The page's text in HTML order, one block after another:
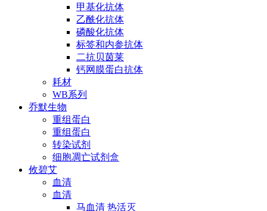
甲基化抗体
乙酰化抗体
磷酸化抗体
标签和内参抗体
二抗贝茵莱
钙网膜蛋白抗体
耗材
WB系列
乔默生物
重组蛋白
重组蛋白
转染试剂
细胞凋亡试剂盒
攸碧艾
血清
血清
马血清 热活灭